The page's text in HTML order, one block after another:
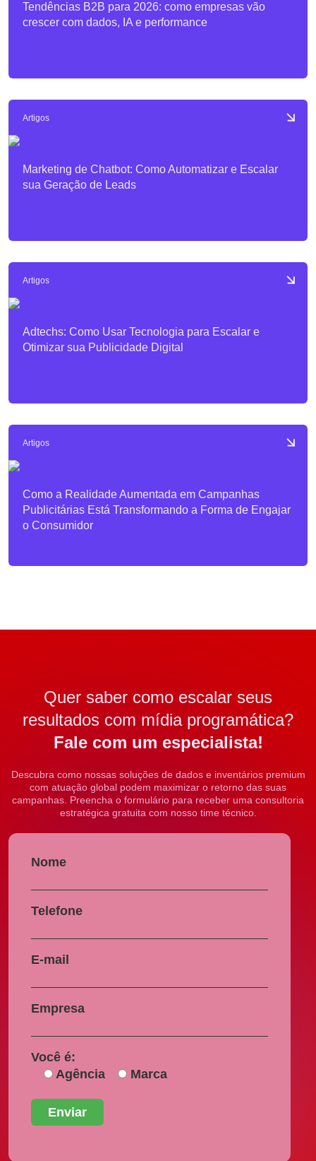
Tendências B2B para 2026: como empresas vão
crescer com dados, IA e performance
Artigos
Marketing de Chatbot: Como Automatizar e Escalar
sua Geração de Leads
Artigos
Adtechs: Como Usar Tecnologia para Escalar e
Otimizar sua Publicidade Digital
Artigos
Como a Realidade Aumentada em Campanhas
Publicitárias Está Transformando a Forma de Engajar
o Consumidor
Quer saber como escalar seus
resultados com mídia programática?
Fale com um especialista!
Descubra como nossas soluções de dados e inventários premium
com atuação global podem maximizar o retorno das suas
campanhas. Preencha o formulário para receber uma consultoria
estratégica gratuita com nosso time técnico.
Nome
Telefone
E-mail
Empresa
Você é:
Agência
Marca